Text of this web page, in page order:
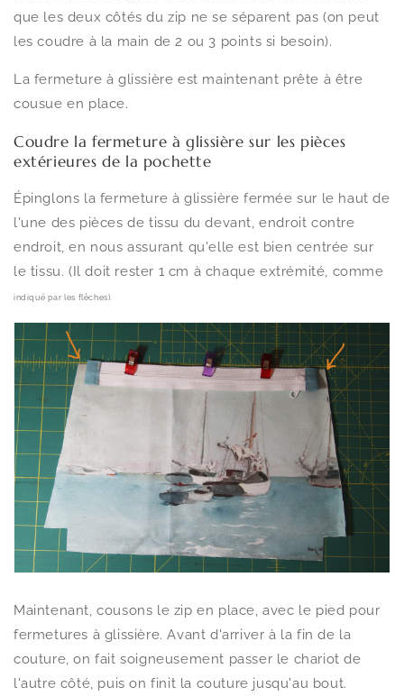
que les deux côtés du zip ne se séparent pas (on peut
les coudre à la main de 2 ou 3 points si besoin).
La fermeture à glissière est maintenant prête à être
cousue en place.
Coudre la fermeture à glissière sur les pièces
extérieures de la pochette
Épinglons la fermeture à glissière fermée sur le haut de
l'une des pièces de tissu du devant, endroit contre
endroit, en nous assurant qu'elle est bien centrée sur
le tissu. (Il doit rester 1 cm à chaque extrémité, comme
indiqué par les flèches).
Maintenant, cousons le zip en place, avec le pied pour
fermetures à glissière. Avant d'arriver à la fin de la
couture, on fait soigneusement passer le chariot de
l'autre côté, puis on finit la couture jusqu'au bout.